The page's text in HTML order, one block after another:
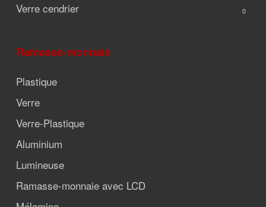
Verre cendrier 0
Ramasse-monnaie
Plastique
Verre
Verre-Plastique
Aluminium
Lumineuse
Ramasse-monnaie avec LCD